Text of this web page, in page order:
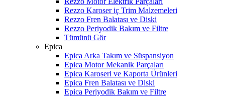
Rezzo Karoser iç Trim Malzemeleri
Rezzo Fren Balatası ve Diski
Rezzo Periyodik Bakım ve Filtre
Tümünü Gör
Epica
Epica Arka Takım ve Süspansiyon
Epica Motor Mekanik Parçaları
Epica Karoseri ve Kaporta Ürünleri
Epica Fren Balatası ve Diski
Epica Periyodik Bakım ve Filtre